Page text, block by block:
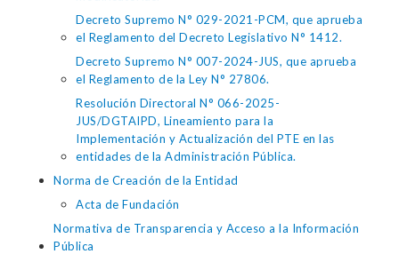
Decreto Supremo N° 029-2021-PCM, que aprueba
el Reglamento del Decreto Legislativo N° 1412.
Decreto Supremo N° 007-2024-JUS, que aprueba
el Reglamento de la Ley N° 27806.
Resolución Directoral N° 066-2025-
JUS/DGTAIPD, Lineamiento para la
Implementación y Actualización del PTE en las
entidades de la Administración Pública.
Norma de Creación de la Entidad
Acta de Fundación
Normativa de Transparencia y Acceso a la Información
Pública